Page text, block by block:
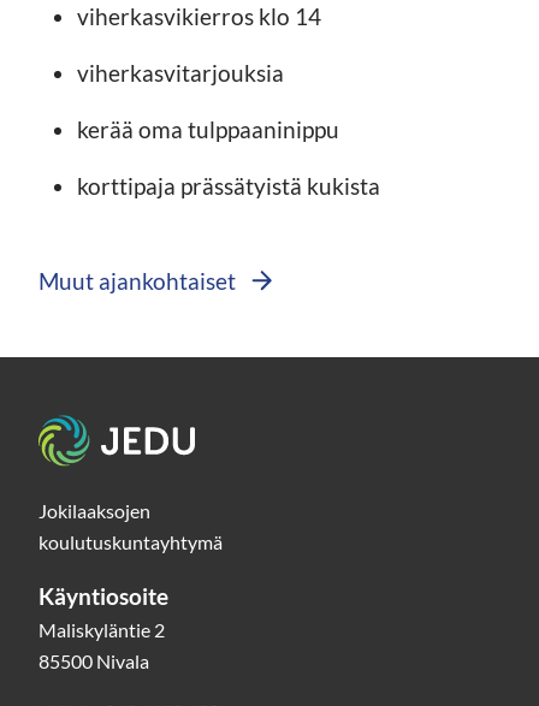
viherkasvikierros klo 14
viherkasvitarjouksia
kerää oma tulppaaninippu
korttipaja prässätyistä kukista
Muut ajankohtaiset
Etusivu
Jokilaaksojen
koulutuskuntayhtymä
Käyntiosoite
Maliskyläntie 2
85500 Nivala